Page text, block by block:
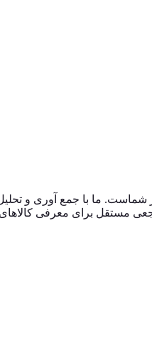
فروشگاه صنایع دستی در ایران، از سال 1396 با وب سایت (مس زنجان) شروع
داشته باشند. 024 کالا یک فروشگاه اینترنتی نیست؛